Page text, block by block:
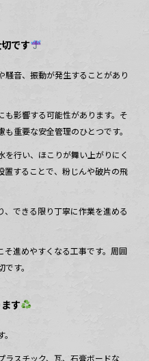
です
騒音、振動が発生することがあり
も影響する可能性があります。そ
重要な安全管理のひとつです。
行い、ほこりが舞い上がりにく
置することで、粉じんや破片の飛
できる限り丁寧に作業を進める
そ進めやすくなる工事です。周囲
す。
す
ラスチック、瓦、石膏ボードな